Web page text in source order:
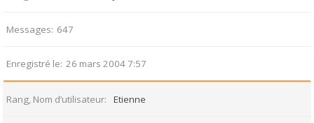
Messages 647
Enregistré le 26 mars 2004 7:57
Rang, Nom d’utilisateur Etienne